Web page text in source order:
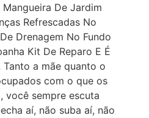
De Jardim
Refrescadas No
Drenagem No Fundo
Kit De Reparo E É
a mãe quanto o
com o que os
você sempre escuta
aí, não suba aí, não